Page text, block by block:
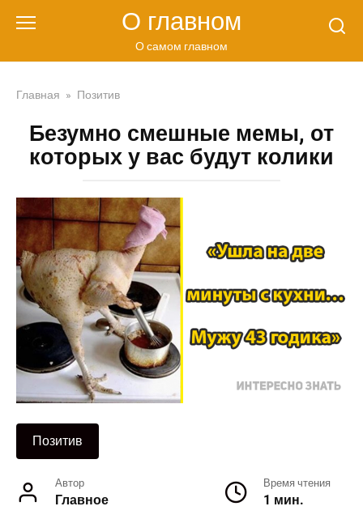
О главном
О самом главном
Главная » Позитив
Безумно смешные мемы, от
которых у вас будут колики
Позитив
Автор
Главное
Время чтения
1 мин.